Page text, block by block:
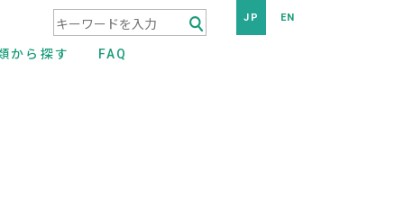
から探す FAQ
検索キーワード入力
JP EN